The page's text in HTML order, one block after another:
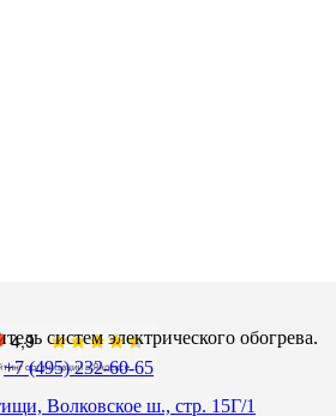
систем электрического обогрева.
+7 (495) 232-60-65
Волковское ш., стр. 15Г/1